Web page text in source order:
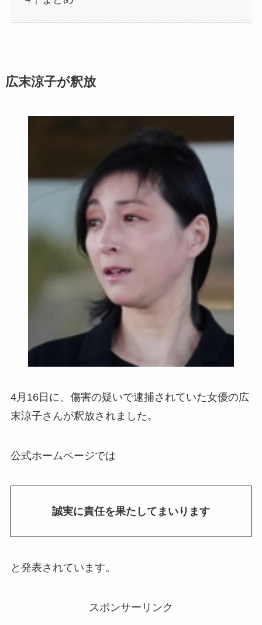
広末涼子が釈放
4月16日に、傷害の疑いで逮捕されていた女優の広
末涼子さんが釈放されました。
公式ホームページでは
誠実に責任を果たしてまいります
と発表されています。
スポンサーリンク